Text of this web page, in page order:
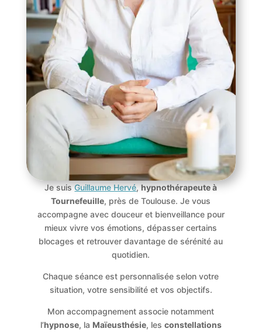
Je suisGuillaume Hervé,hypnothérapeute à
Tournefeuille, près de Toulouse. Je vous
accompagne avec douceur et bienveillance pour
mieux vivre vos émotions, dépasser certains
blocages et retrouver davantage de sérénité au
quotidien.
Chaque séance est personnalisée selon votre
situation, votre sensibilité et vos objectifs.
Mon accompagnement associe notamment
l’hypnose, la Maïeusthésie, les constellations